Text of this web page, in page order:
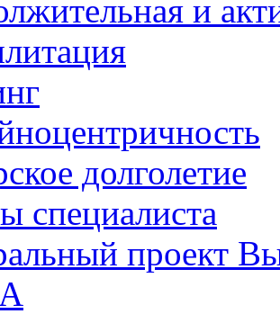
и
долголетие
специалиста
проект